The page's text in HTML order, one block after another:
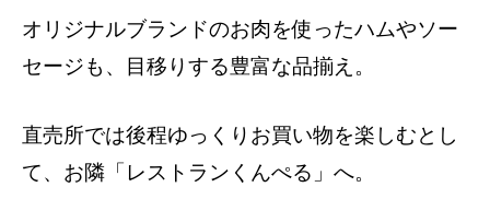
オリジナルブランドのお肉を使ったハムやソー
セージも、目移りする豊富な品揃え。
直売所では後程ゆっくりお買い物を楽しむとし
て、お隣「レストランくんぺる」へ。